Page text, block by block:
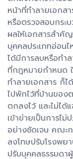
หน้าที่ทำลายเอกส
หรือตรวจสอบกระ
ผลให้เอกสารสำคั
บุคคลประเภทอ่อน
ได้มีการลบหรือทำ
ที่กฎหมายกำหนด
ทำลายเอกสาร ก็ไ
ไปพักไว้ที่บ้านของ
ตกลงไว้ และไม่ได้
เข้าข่ายเป็นการไ
อย่างชัดเจน คณะ
ลงโทษปรับโรงพย
ปรับบุคคลธรรมดา